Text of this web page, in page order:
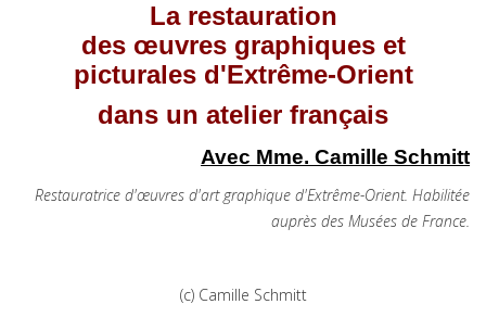
La restauration
des œuvres graphiques et
picturales d'Extrême-Orient
dans un atelier français
Avec Mme. Camille Schmitt
Restauratrice d'œuvres d'art graphique d'Extrême-Orient. Habilitée
auprès des Musées de France.
(c) Camille Schmitt